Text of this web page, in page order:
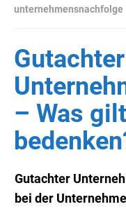
unternehmensnachfolge
Gutachter
– Was
Gutachter
bei der